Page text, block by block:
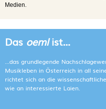
Medien.
Das oemlist...
...das grundlegende
Musikleben in Österreich in all
richtet sich an die
wie an interessierte Laien.